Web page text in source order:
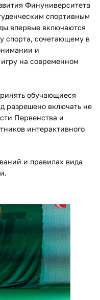
Финуниверситета
спортивным
впервые включаются
спорта, сочетающему в
и
на современном
обучающиеся
разрешено включать не
Первенства и
интерактивного
и правилах вида